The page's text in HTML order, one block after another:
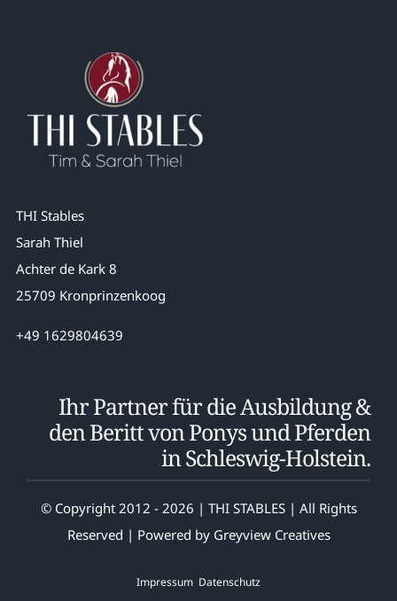
THI Stables
Sarah Thiel
Achter de Kark 8
25709 Kronprinzenkoog
+49 1629804639
Ihr Partner für die Ausbildung &
den Beritt von Ponys und Pferden
in Schleswig-Holstein.
© Copyright 2012 - 2026 | THI STABLES | All Rights
Reserved | Powered by Greyview Creatives
Impressum Datenschutz